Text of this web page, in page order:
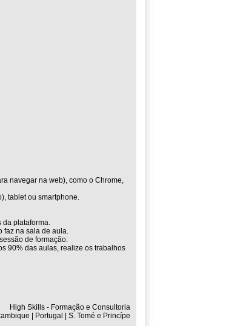
navegar na web), como o Chrome,
tablet ou smartphone.
da plataforma.
faz na sala de aula.
de formação.
90% das aulas, realize os trabalhos
High Skills - Formação e Consultoria
| Portugal | S. Tomé e Princípe